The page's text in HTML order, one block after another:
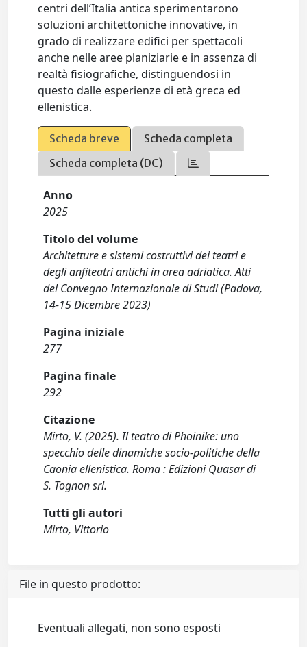
centri dell’Italia antica sperimentarono
soluzioni architettoniche innovative, in
grado di realizzare edifici per spettacoli
anche nelle aree planiziarie e in assenza di
realtà fisiografiche, distinguendosi in
questo dalle esperienze di età greca ed
ellenistica.
Scheda breve
Scheda completa
Scheda completa (DC)
Anno
2025
Titolo del volume
Architetture e sistemi costruttivi dei teatri e
degli anfiteatri antichi in area adriatica. Atti
del Convegno Internazionale di Studi (Padova,
14-15 Dicembre 2023)
Pagina iniziale
277
Pagina finale
292
Citazione
Mirto, V. (2025). Il teatro di Phoinike: uno
specchio delle dinamiche socio-politiche della
Caonia ellenistica. Roma : Edizioni Quasar di
S. Tognon srl.
Tutti gli autori
Mirto, Vittorio
File in questo prodotto:
Eventuali allegati, non sono esposti